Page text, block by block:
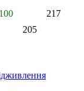
217
205